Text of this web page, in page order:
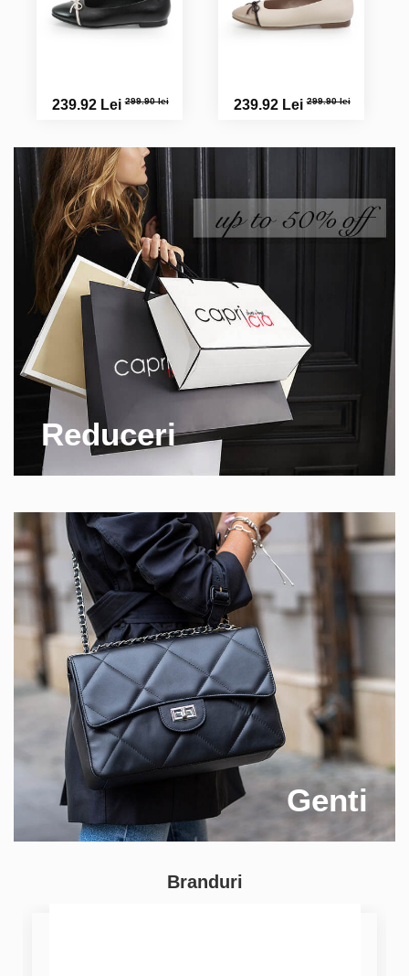
239.92 Lei299.90 lei 239.92 Lei299.90 lei
Reduceri
Genti
Branduri